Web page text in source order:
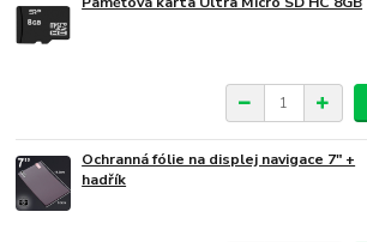
Ochranná fólie na displej navigace 7" +
hadřík